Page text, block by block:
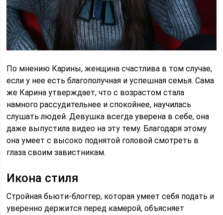
По мнению Карины, женщина счастлива в том случае,
если у нее есть благополучная и успешная семья. Сама
же Карина утверждает, что с возрастом стала
намного рассудительнее и спокойнее, научилась
слушать людей. Девушка всегда уверена в себе, она
даже выпустила видео на эту тему. Благодаря этому
она умеет с высоко поднятой головой смотреть в
глаза своим завистникам.
Икона стиля
Стройная бьюти-блоггер, которая умеет себя подать и
уверенно держится перед камерой, объясняет